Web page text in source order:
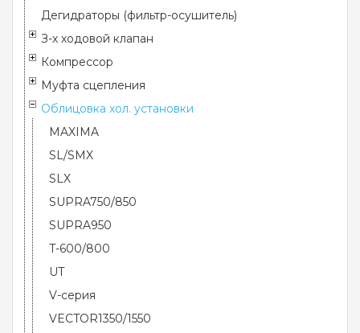
Дегидраторы (фильтр-осушитель)
З-х ходовой клапан
Компрессор
Муфта сцепления
Облицовка хол. установки
MAXIMA
SL/SMX
SLX
SUPRA750/850
SUPRA950
T-600/800
UT
V-серия
VECTOR1350/1550